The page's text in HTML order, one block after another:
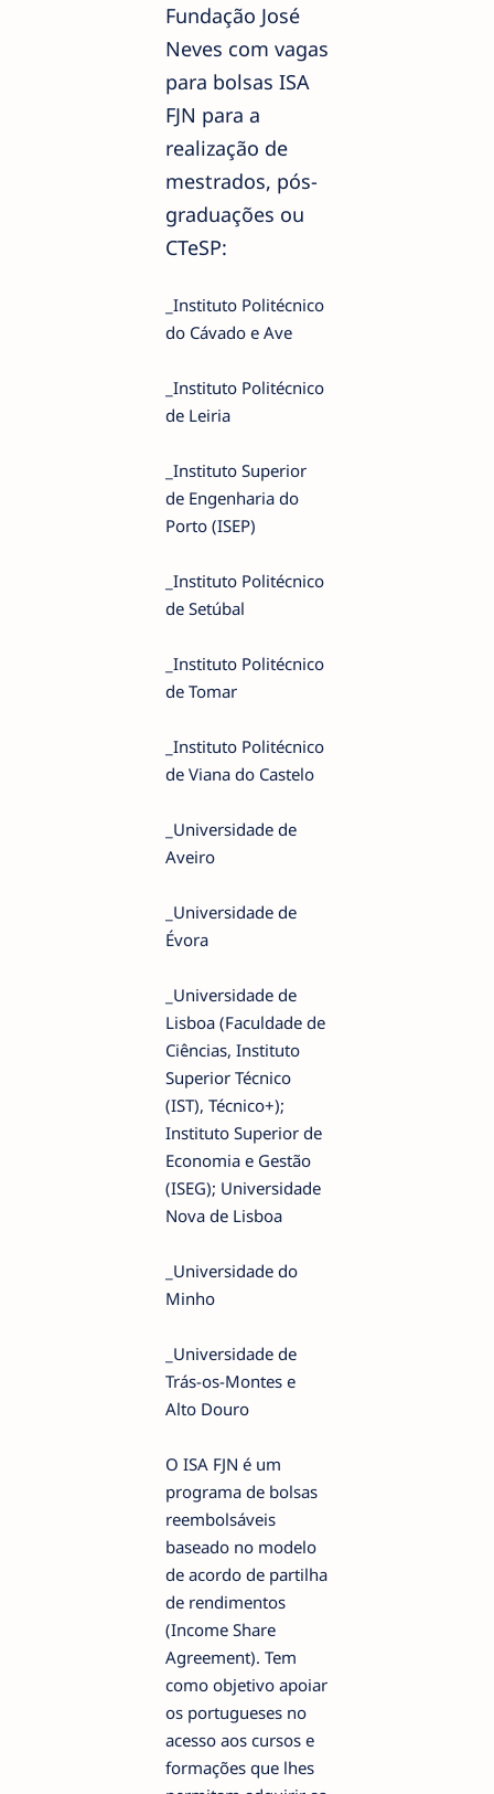
Fundação José
Neves com vagas
para bolsas ISA
FJN para a
realização de
mestrados, pós-
graduações ou
CTeSP:
_Instituto Politécnico
do Cávado e Ave
_Instituto Politécnico
de Leiria
_Instituto Superior
de Engenharia do
Porto (ISEP)
_Instituto Politécnico
de Setúbal
_Instituto Politécnico
de Tomar
_Instituto Politécnico
de Viana do Castelo
_Universidade de
Aveiro
_Universidade de
Évora
_Universidade de
Lisboa (Faculdade de
Ciências, Instituto
Superior Técnico
(IST), Técnico+);
Instituto Superior de
Economia e Gestão
(ISEG); Universidade
Nova de Lisboa
_Universidade do
Minho
_Universidade de
Trás-os-Montes e
Alto Douro
O ISA FJN é um
programa de bolsas
reembolsáveis
baseado no modelo
de acordo de partilha
de rendimentos
(Income Share
Agreement). Tem
como objetivo apoiar
os portugueses no
acesso aos cursos e
formações que lhes